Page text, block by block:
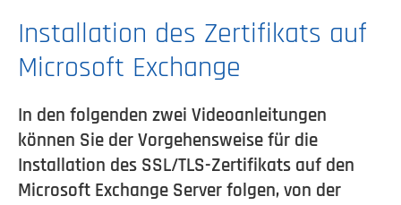
Installation des Zertifikats auf
Microsoft Exchange
In den folgenden zwei Videoanleitungen
können Sie der Vorgehensweise für die
Installation des SSL/TLS-Zertifikats auf den
Microsoft Exchange Server folgen, von der